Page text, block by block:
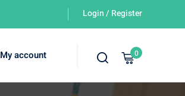
Login / Register
My account 0